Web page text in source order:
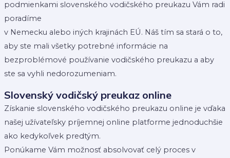
podmienkami slovenského vodičského preukazu Vám radi
poradíme
v Nemecku alebo iných krajinách EÚ. Náš tím sa stará o to,
aby ste mali všetky potrebné informácie na
bezproblémové používanie vodičského preukazu a aby
ste sa vyhli nedorozumeniam.
Slovenský vodičský preukaz online
Získanie slovenského vodičského preukazu online je vďaka
našej užívateľsky príjemnej online platforme jednoduchšie
ako kedykoľvek predtým.
Ponúkame Vám možnosť absolvovať celý proces v